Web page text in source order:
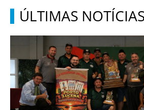
ÚLTIMAS NOTÍCIAS